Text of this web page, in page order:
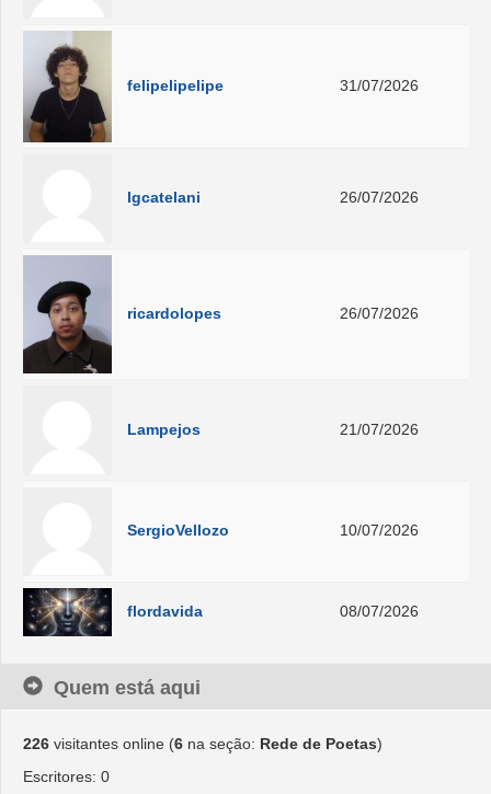
felipelipelipe 31/07/2026
lgcatelani 26/07/2026
ricardolopes 26/07/2026
Lampejos 21/07/2026
SergioVellozo 10/07/2026
flordavida 08/07/2026
Quem está aqui
226 visitantes online (6 na seção: Rede de Poetas)
Escritores: 0